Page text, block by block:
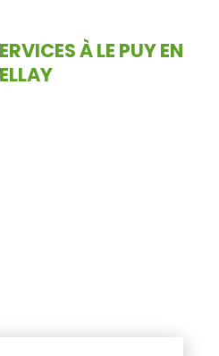
À LE PUY EN